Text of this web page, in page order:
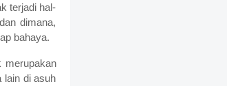
terjadi hal-
dimana,
bahaya.
merupakan
lain di asuh